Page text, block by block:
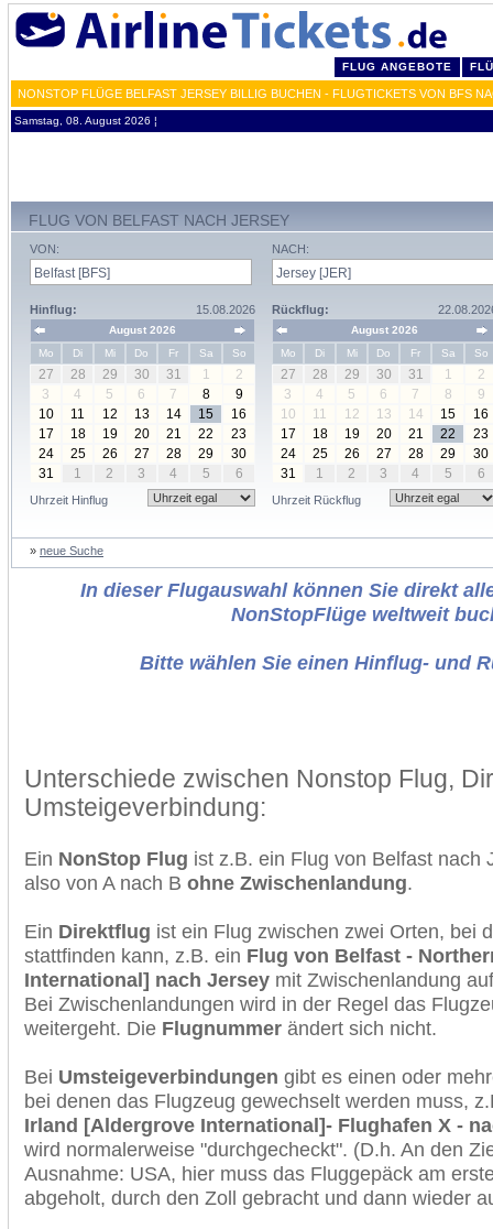
FLUG ANGEBOTE
NONSTOP FLÜGE BELFAST JERSEY BILLIG BUCHEN - FLUGTICKETS VON BFS
Samstag, 08. August 2026 ¦
FLUG VON BELFAST NACH JERSEY
VON:
Hinflug: 15.08.2026
August 2026
Mo
Di Mi Do Fr Sa So
27 28 29 30 31 1
2
3
4 5 6 7 8
9
10
11 12 13 14 15
16
17
18 19 20 21 22
23
24
25 26 27 28 29
30
31
1 2 3 4 5 6
Uhrzeit Hinflug
NACH:
Rückflug:
August 2026
Mo
Di Mi Do Fr Sa So
27 28 29 30 31 1
2
3
4 5 6 7 8
9
10
11 12 13 14 15
16
17
18 19 20 21 22
23
24
25 26 27 28 29
30
31
1 2 3 4 5 6
Uhrzeit Rückflug
» neue Suche
In dieser Flugauswahl können Sie direkt
NonStopFlüge weltweit
Bitte wählen Sie einen Hinflug- und
Unterschiede zwischen Nonstop Flug,
Umsteigeverbindung:
Ein NonStop Flug ist z.B. ein Flug von Belfast nach
also von A nach B ohne Zwischenlandung.
Ein Direktflug ist ein Flug zwischen zwei Orten, bei
stattfinden kann, z.B. ein Flug von Belfast -
International] nach Jersey mit Zwischenlandung
Bei Zwischenlandungen wird in der Regel das
weitergeht. Die Flugnummer ändert sich nicht.
Bei Umsteigeverbindungen gibt es einen oder
bei denen das Flugzeug gewechselt werden muss,
Irland [Aldergrove International]- Flughafen X -
wird normalerweise "durchgecheckt". (D.h. An den
Ausnahme: USA, hier muss das Fluggepäck am
abgeholt, durch den Zoll gebracht und dann wieder